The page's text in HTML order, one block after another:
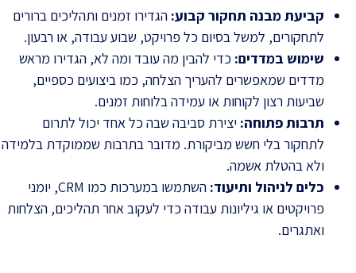
קביעת מבנה תחקור קבוע: הגדירו זמנים ותהליכים ברורים
לתחקורים, למשל בסיום כל פרויקט, שבוע עבודה, או רבעון.
שימוש במדדים: כדי להבין מה עובד ומה לא, הגדירו מראש
מדדים שמאפשרים להעריך הצלחה, כמו ביצועים כספיים,
שביעות רצון לקוחות או עמידה בלוחות זמנים.
תרבות פתוחה: יצירת סביבה שבה כל אחד יכול לתרום
לתחקור בלי חשש מביקורת. מדובר בתרבות שממוקדת בלמידה
ולא בהטלת אשמה.
כלים לניהול ותיעוד:
השתמשו במערכות כמו CRM, יומני
פרויקטים או גיליונות עבודה כדי לעקוב אחר תהליכים, הצלחות
ואתגרים.